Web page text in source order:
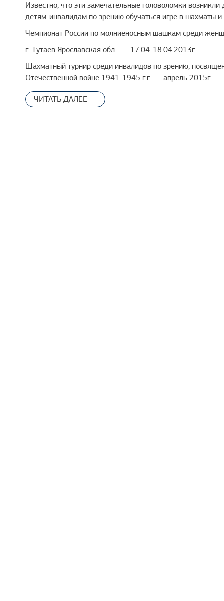
Известно, что эти замечательные головоломки
детям-инвалидам по зрению обучаться игре в шахматы
Чемпионат России по молниеносным шашкам среди
г. Тутаев Ярославская обл. — 17.04-18.04.2013г.
Шахматный турнир среди инвалидов по зрению,
Отечественной войне 1941-1945 г.г. — апрель 2015г.
Открытое первенство школы-интерната № 28 по
Чернышева,
ЧИТАТЬ ДАЛЕЕ